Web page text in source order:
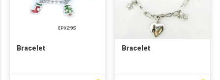
Bracelet Bracelet